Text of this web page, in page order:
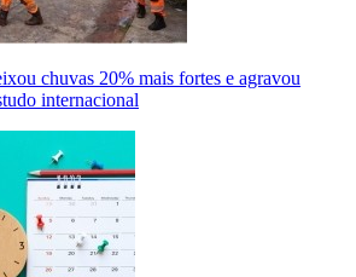
chuvas 20% mais fortes e agravou
internacional